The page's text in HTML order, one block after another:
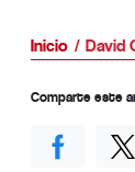
Inicio David
Comparte este